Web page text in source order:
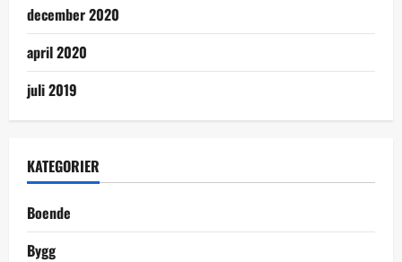
december 2020
april 2020
juli 2019
KATEGORIER
Boende
Bygg